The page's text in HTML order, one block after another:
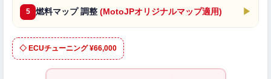
5 燃料マップ 調整 (MotoJPオリジナルマップ適用) ▶
◇ ECUチューニング ¥66,000